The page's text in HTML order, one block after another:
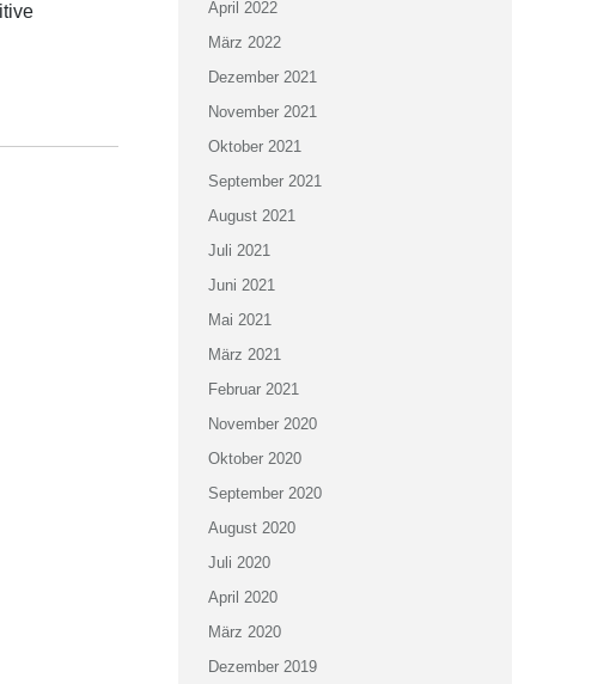
April 2022
März 2022
Dezember 2021
November 2021
Oktober 2021
September 2021
August 2021
Juli 2021
Juni 2021
Mai 2021
März 2021
Februar 2021
November 2020
Oktober 2020
September 2020
August 2020
Juli 2020
April 2020
März 2020
Dezember 2019